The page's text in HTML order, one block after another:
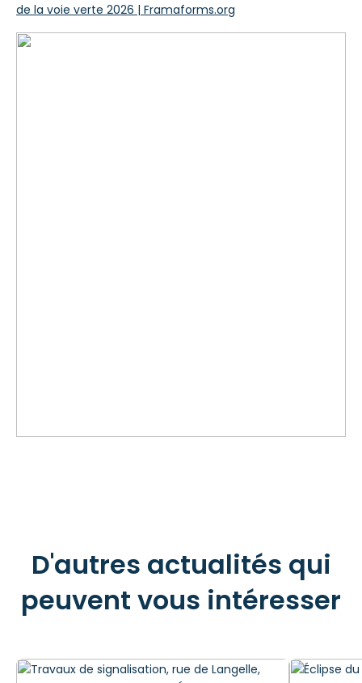
de la voie verte 2026 | Framaforms.org
D'autres actualités qui
peuvent vous intéresser